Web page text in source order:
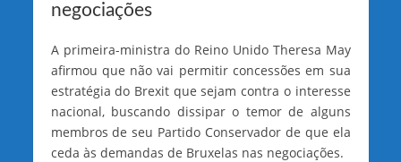
negociações
A primeira-ministra do Reino Unido Theresa May
afirmou que não vai permitir concessões em sua
estratégia do Brexit que sejam contra o interesse
nacional, buscando dissipar o temor de alguns
membros de seu Partido Conservador de que ela
ceda às demandas de Bruxelas nas negociações.